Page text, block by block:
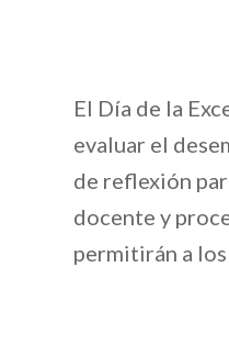
El Día de la
evaluar el
de reflexión
docente y
permitirán a